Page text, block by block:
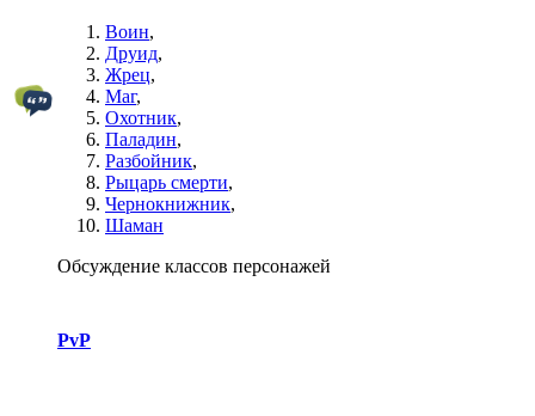
Воин,
Друид,
Жрец,
Маг,
Охотник,
Паладин,
Разбойник,
Рыцарь смерти,
Чернокнижник,
Шаман
Обсуждение классов персонажей
PvP